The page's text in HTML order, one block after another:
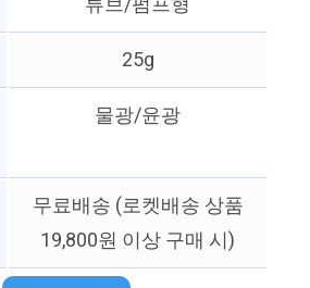
25g
물광/윤광
무료배송 (로켓배송 상품
19,800원 이상 구매 시)